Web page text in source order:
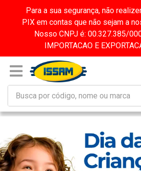
Para a sua segurança, não
PIX em contas que não sejam a
Nosso CNPJ é: 00.327.385/
IMPORTACAO E